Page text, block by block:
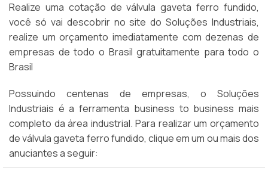
Realize uma cotação de válvula gaveta ferro fundido,
você só vai descobrir no site do Soluções Industriais,
realize um orçamento imediatamente com dezenas de
empresas de todo o Brasil gratuitamente para todo o
Brasil
Possuindo centenas de empresas, o Soluções
Industriais é a ferramenta business to business mais
completo da área industrial. Para realizar um orçamento
de válvula gaveta ferro fundido, clique em um ou mais dos
anuciantes a seguir: